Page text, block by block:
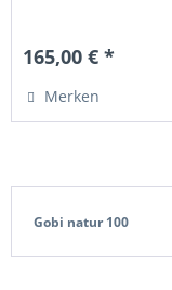
165,00 € *
Merken
Gobi natur 100